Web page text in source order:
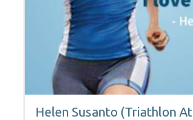
Helen Susanto (Triathlon